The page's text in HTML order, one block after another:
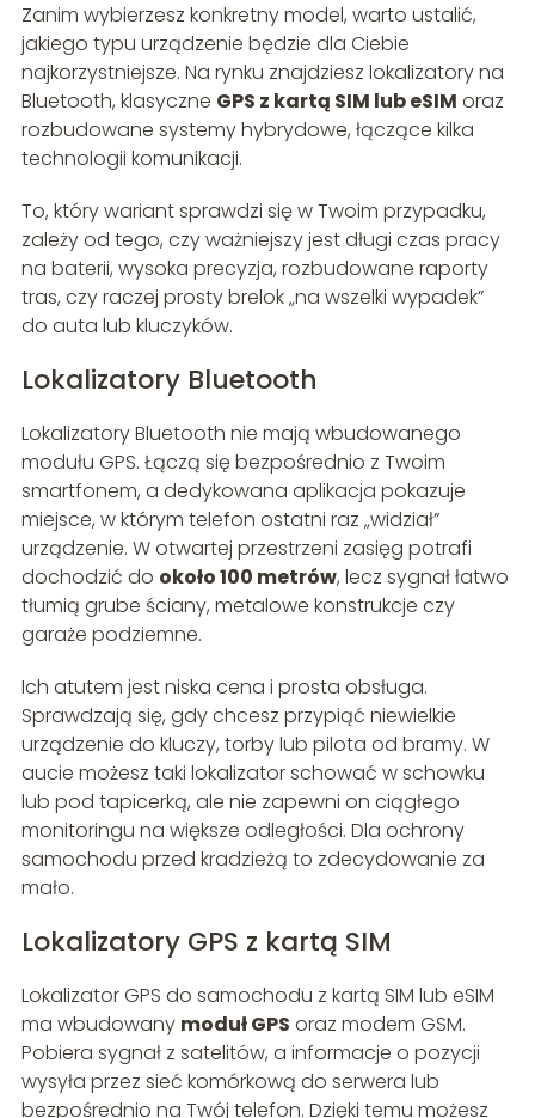
Zanim wybierzesz konkretny model, warto ustalić,
jakiego typu urządzenie będzie dla Ciebie
najkorzystniejsze. Na rynku znajdziesz lokalizatory na
Bluetooth, klasyczne GPS z kartą SIM lub eSIM oraz
rozbudowane systemy hybrydowe, łączące kilka
technologii komunikacji.
To, który wariant sprawdzi się w Twoim przypadku,
zależy od tego, czy ważniejszy jest długi czas pracy
na baterii, wysoka precyzja, rozbudowane raporty
tras, czy raczej prosty brelok „na wszelki wypadek”
do auta lub kluczyków.
Lokalizatory Bluetooth
Lokalizatory Bluetooth nie mają wbudowanego
modułu GPS. Łączą się bezpośrednio z Twoim
smartfonem, a dedykowana aplikacja pokazuje
miejsce, w którym telefon ostatni raz „widział”
urządzenie. W otwartej przestrzeni zasięg potrafi
dochodzić do około 100 metrów, lecz sygnał łatwo
tłumią grube ściany, metalowe konstrukcje czy
garaże podziemne.
Ich atutem jest niska cena i prosta obsługa.
Sprawdzają się, gdy chcesz przypiąć niewielkie
urządzenie do kluczy, torby lub pilota od bramy. W
aucie możesz taki lokalizator schować w schowku
lub pod tapicerką, ale nie zapewni on ciągłego
monitoringu na większe odległości. Dla ochrony
samochodu przed kradzieżą to zdecydowanie za
mało.
Lokalizatory GPS z kartą SIM
Lokalizator GPS do samochodu z kartą SIM lub eSIM
ma wbudowany moduł GPS oraz modem GSM.
Pobiera sygnał z satelitów, a informacje o pozycji
wysyła przez sieć komórkową do serwera lub
bezpośrednio na Twój telefon. Dzięki temu możesz